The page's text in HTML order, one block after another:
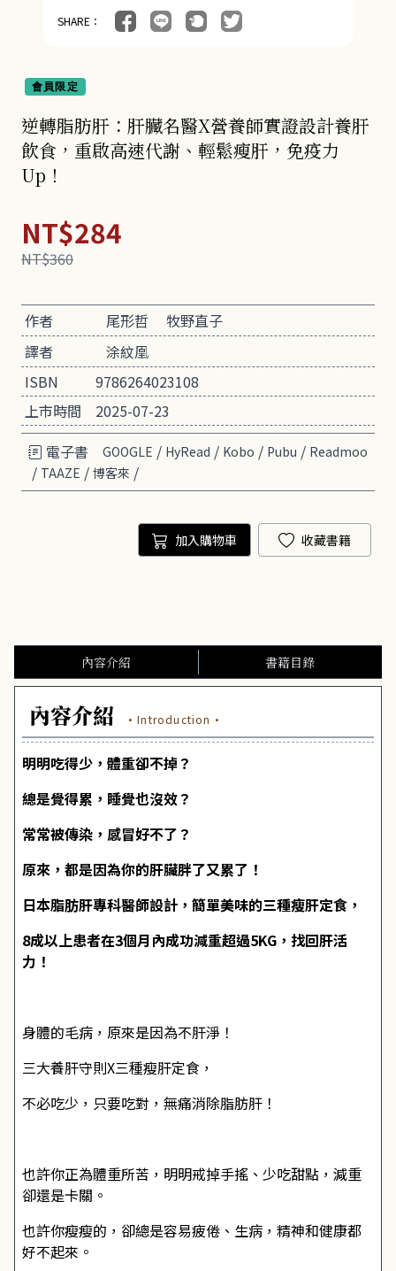
SHARE：
會員限定
逆轉脂肪肝：肝臟名醫X營養師實證設計養肝
飲食，重啟高速代謝、輕鬆瘦肝，免疫力
Up！
NT$284
NT$360
作者 尾形哲
牧野直子
譯者
涂紋凰
ISBN
9786264023108
上市時間
2025-07-23
電子書
GOOGLE / HyRead / Kobo / Pubu / Readmoo
/ TAAZE / 博客來 /
加入購物車 收藏書籍
內容介紹 書籍目錄
內容介紹 ·Introduction·
明明吃得少，體重卻不掉？
總是覺得累，睡覺也沒效？
常常被傳染，感冒好不了？
原來，都是因為你的肝臟胖了又累了！
日本脂肪肝專科醫師設計，簡單美味的三種瘦肝定食，
8成以上患者在3個月內成功減重超過5KG，找回肝活
力！
身體的毛病，原來是因為不肝淨！
三大養肝守則X三種瘦肝定食，
不必吃少，只要吃對，無痛消除脂肪肝！
也許你正為體重所苦，明明戒掉手搖、少吃甜點，減重
卻還是卡關。
也許你瘦瘦的，卻總是容易疲倦、生病，精神和健康都
好不起來。